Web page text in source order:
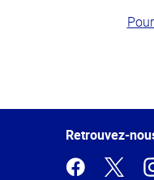
de la
Retrouvez-